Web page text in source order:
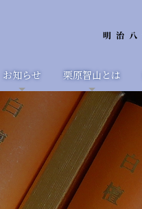
お知らせ 栗原智山とは